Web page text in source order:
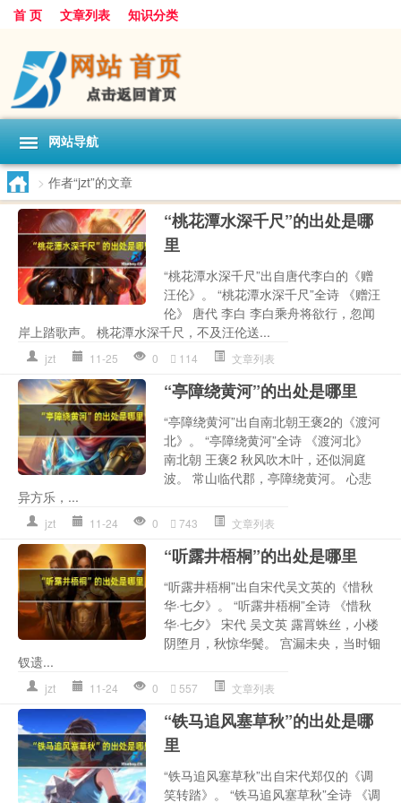
首 页 文章列表 知识分类
网站导航
> 作者“jzt”的文章
“桃花潭水深千尺”的出处是哪
里
“桃花潭水深千尺”出自唐代李白的《赠
汪伦》。 “桃花潭水深千尺”全诗 《赠汪
伦》 唐代 李白 李白乘舟将欲行，忽闻
岸上踏歌声。 桃花潭水深千尺，不及汪伦送...
jzt 11-25 0 114 文章列表
“亭障绕黄河”的出处是哪里
“亭障绕黄河”出自南北朝王褒2的《渡河
北》。 “亭障绕黄河”全诗 《渡河北》
南北朝 王褒2 秋风吹木叶，还似洞庭
波。 常山临代郡，亭障绕黄河。 心悲
异方乐，...
jzt 11-24 0 743 文章列表
“听露井梧桐”的出处是哪里
“听露井梧桐”出自宋代吴文英的《惜秋
华·七夕》。 “听露井梧桐”全诗 《惜秋
华·七夕》 宋代 吴文英 露罥蛛丝，小楼
阴堕月，秋惊华鬓。 宫漏未央，当时钿
钗遗...
jzt 11-24 0 557 文章列表
“铁马追风塞草秋”的出处是哪
里
“铁马追风塞草秋”出自宋代郑仅的《调
笑转踏》。 “铁马追风塞草秋”全诗 《调